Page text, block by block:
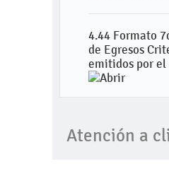
4.44 Formato
de Egresos
emitidos por el
Atención a